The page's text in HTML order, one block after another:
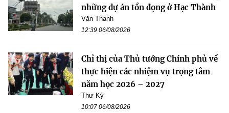
những dự án tồn đọng ở Hạc Thành
Văn Thanh
12:39 06/08/2026
Chỉ thị của Thủ tướng Chính phủ về
thực hiện các nhiệm vụ trọng tâm
năm học 2026 – 2027
Thư Kỳ
10:07 06/08/2026